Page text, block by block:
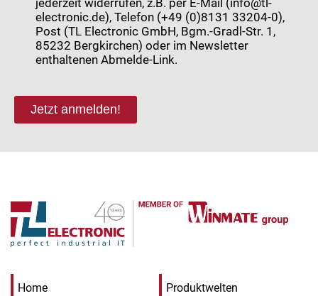
electronic.de), Telefon (+49 (0)8131 33204-0),
Post (TL Electronic GmbH, Bgm.-Gradl-Str. 1,
85232 Bergkirchen) oder im Newsletter
enthaltenen Abmelde-Link.
Jetzt anmelden!
Home Produktwelten